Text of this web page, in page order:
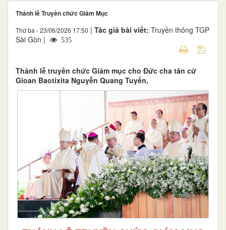
Thánh lễ Truyền chức Giám Mục
Thứ ba - 23/06/2026 17:50 | Tác giả bài viết: Truyền thông TGP
Sài Gòn |
535
Thánh lễ truyền chức Giám mục cho Đức cha tân cử
Gioan Baotixita Nguyễn Quang Tuyến,